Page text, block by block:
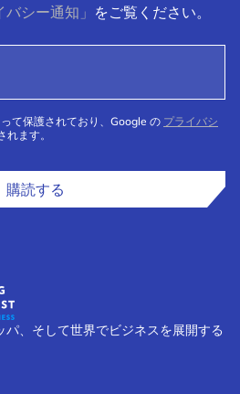
バシー通知」 をご覧ください。
て保護されており、Google の プライバシ
れます。
購読する
、そして世界でビジネスを展開する